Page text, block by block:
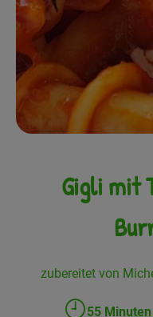
Frisches
Angebote
Haltbares
Getränke
DrogerieGigli mit
zubereitet von
55 Minuten